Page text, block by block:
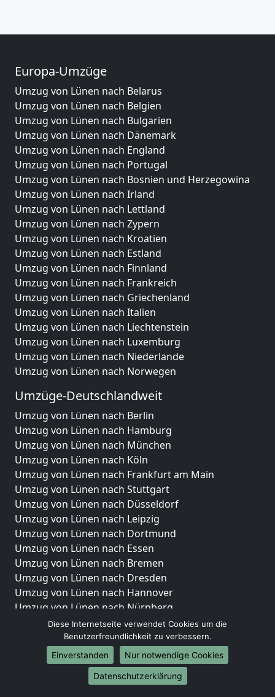
Europa-Umzüge
Umzug von Lünen nach Belarus
Umzug von Lünen nach Belgien
Umzug von Lünen nach Bulgarien
Umzug von Lünen nach Dänemark
Umzug von Lünen nach England
Umzug von Lünen nach Portugal
Umzug von Lünen nach Bosnien und Herzegowina
Umzug von Lünen nach Irland
Umzug von Lünen nach Lettland
Umzug von Lünen nach Zypern
Umzug von Lünen nach Kroatien
Umzug von Lünen nach Estland
Umzug von Lünen nach Finnland
Umzug von Lünen nach Frankreich
Umzug von Lünen nach Griechenland
Umzug von Lünen nach Italien
Umzug von Lünen nach Liechtenstein
Umzug von Lünen nach Luxemburg
Umzug von Lünen nach Niederlande
Umzug von Lünen nach Norwegen
Umzüge-Deutschlandweit
Umzug von Lünen nach Berlin
Umzug von Lünen nach Hamburg
Umzug von Lünen nach München
Umzug von Lünen nach Köln
Umzug von Lünen nach Frankfurt am Main
Umzug von Lünen nach Stuttgart
Umzug von Lünen nach Düsseldorf
Umzug von Lünen nach Leipzig
Umzug von Lünen nach Dortmund
Umzug von Lünen nach Essen
Umzug von Lünen nach Bremen
Umzug von Lünen nach Dresden
Umzug von Lünen nach Hannover
Umzug von Lünen nach Nürnberg
Umzug von Lünen nach Duisburg
Umzug von Lünen nach Bochum
Umzug von Lünen nach Wuppertal
Umzug von Lünen nach Bielefeld
Umzug von Lünen nach Bonn
Diese Internetseite verwendet Cookies um die
Benutzerfreundlichkeit zu verbessern.
Einverstanden
Nur notwendige Cookies
Datenschutzerklärung